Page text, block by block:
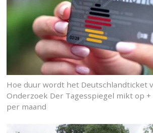
Hoe duur wordt het Deutschlandticket
Onderzoek Der Tagesspiegel mikt op +
per maand